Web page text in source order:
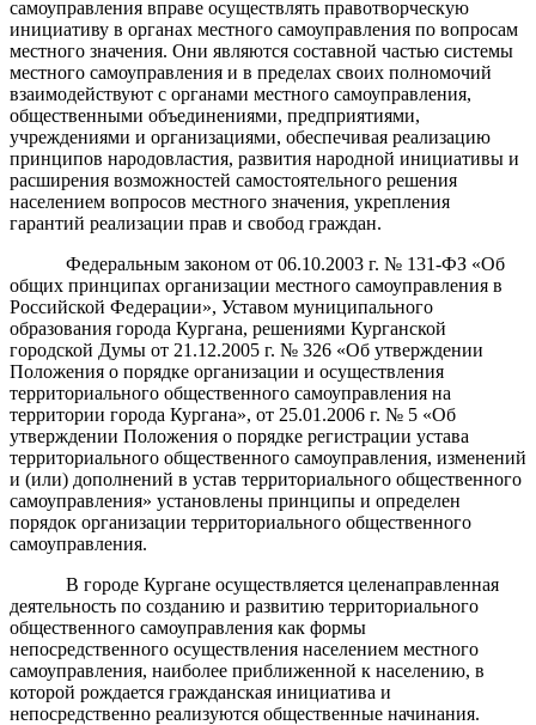
самоуправления вправе осуществлять правотворческую
инициативу в органах местного самоуправления по вопросам
местного значения. Они являются составной частью системы
местного самоуправления и в пределах своих полномочий
взаимодействуют с органами местного самоуправления,
общественными объединениями, предприятиями,
учреждениями и организациями, обеспечивая реализацию
принципов народовластия, развития народной инициативы и
расширения возможностей самостоятельного решения
населением вопросов местного значения, укрепления
гарантий реализации прав и свобод граждан.
Федеральным законом от 06.10.2003 г. № 131-ФЗ «Об
общих принципах организации местного самоуправления в
Российской Федерации», Уставом муниципального
образования города Кургана, решениями Курганской
городской Думы от 21.12.2005 г. № 326 «Об утверждении
Положения о порядке организации и осуществления
территориального общественного самоуправления на
территории города Кургана», от 25.01.2006 г. № 5 «Об
утверждении Положения о порядке регистрации устава
территориального общественного самоуправления, изменений
и (или) дополнений в устав территориального общественного
самоуправления» установлены принципы и определен
порядок организации территориального общественного
самоуправления.
В городе Кургане осуществляется целенаправленная
деятельность по созданию и развитию территориального
общественного самоуправления как формы
непосредственного осуществления населением местного
самоуправления, наиболее приближенной к населению, в
которой рождается гражданская инициатива и
непосредственно реализуются общественные начинания.